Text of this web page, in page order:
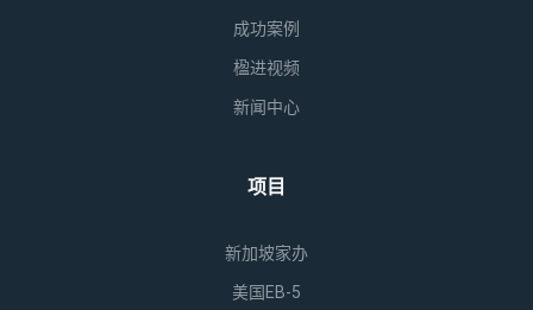
成功案例
楹进视频
新闻中心
项目
新加坡家办
美国EB-5